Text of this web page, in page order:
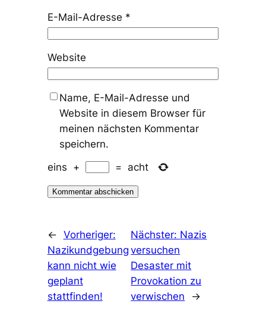
E-Mail-Adresse *
Website
Name, E-Mail-Adresse und
Website in diesem Browser für
meinen nächsten Kommentar
speichern.
eins + = acht
← Vorheriger:
Nazikundgebung
kann nicht wie
geplant
stattfinden!
Nächster: Nazis
versuchen
Desaster mit
Provokation zu
verwischen
→